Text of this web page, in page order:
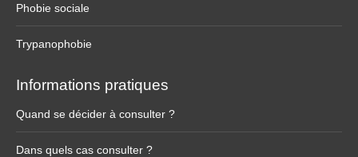
Phobie sociale
Trypanophobie
Informations pratiques
Quand se décider à consulter ?
Dans quels cas consulter ?